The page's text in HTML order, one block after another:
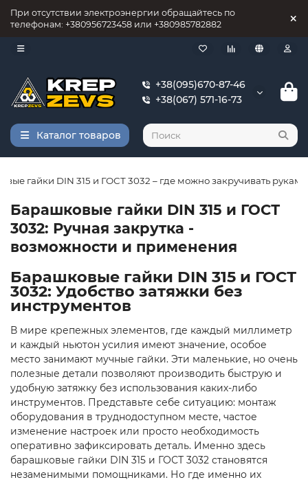
При отсутствии электроэнергии обращайтесь по
телефонам: +380956723458 или +380985782882
+38(095)670-87-46
+38(067) 571-16-73
Каталог товаров
гайки DIN 315 и ГОСТ 3032 – где можно закручивать руками
Барашковые гайки DIN 315 и ГОСТ
3032: Ручная закрутка -
возможности и применения
Барашковые гайки DIN 315 и ГОСТ
3032: Удобство затяжки без
инструментов
В мире крепежных элементов, где каждый миллиметр
и каждый ньютон усилия имеют значение, особое
место занимают мучные гайки. Эти маленькие, но очень
полезные детали позволяют производить быструю и
удобную затяжку без использования каких-либо
инструментов. Представьте себе ситуацию: монтаж
оборудования в труднодоступном месте, частое
изменение настроек или просто необходимость
оперативно зафиксировать деталь. Именно здесь
барашковые гайки DIN 315 и ГОСТ 3032 становятся
незаменимыми помощниками. Но где именно их